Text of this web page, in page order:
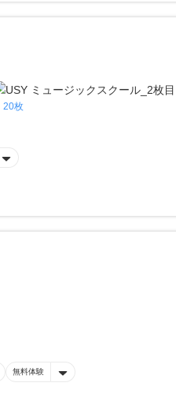
20枚
無料体験